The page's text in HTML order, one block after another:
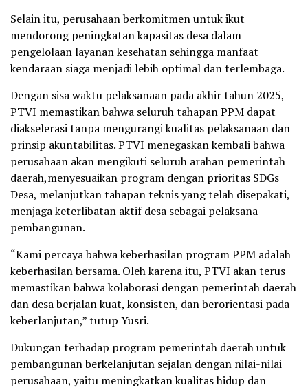
Selain itu, perusahaan berkomitmen untuk ikut
mendorong peningkatan kapasitas desa dalam
pengelolaan layanan kesehatan sehingga manfaat
kendaraan siaga menjadi lebih optimal dan terlembaga.
Dengan sisa waktu pelaksanaan pada akhir tahun 2025,
PTVI memastikan bahwa seluruh tahapan PPM dapat
diakselerasi tanpa mengurangi kualitas pelaksanaan dan
prinsip akuntabilitas. PTVI menegaskan kembali bahwa
perusahaan akan mengikuti seluruh arahan pemerintah
daerah,menyesuaikan program dengan prioritas SDGs
Desa, melanjutkan tahapan teknis yang telah disepakati,
menjaga keterlibatan aktif desa sebagai pelaksana
pembangunan.
“Kami percaya bahwa keberhasilan program PPM adalah
keberhasilan bersama. Oleh karena itu, PTVI akan terus
memastikan bahwa kolaborasi dengan pemerintah daerah
dan desa berjalan kuat, konsisten, dan berorientasi pada
keberlanjutan,” tutup Yusri.
Dukungan terhadap program pemerintah daerah untuk
pembangunan berkelanjutan sejalan dengan nilai-nilai
perusahaan, yaitu meningkatkan kualitas hidup dan